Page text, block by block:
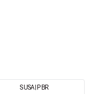
S USA | P BR